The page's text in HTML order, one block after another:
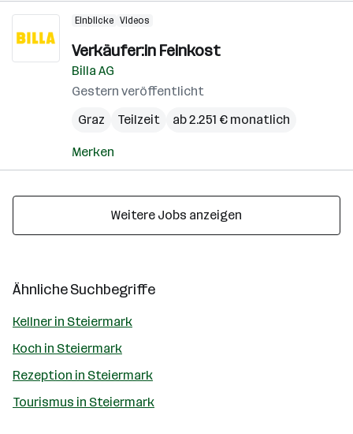
Einblicke Videos
Verkäufer:in Feinkost
Billa AG
Gestern veröffentlicht
Graz
Teilzeit ab 2.251 € monatlich
Merken
Weitere Jobs anzeigen
Ähnliche Suchbegriffe
Kellner in Steiermark
Koch in Steiermark
Rezeption in Steiermark
Tourismus in Steiermark